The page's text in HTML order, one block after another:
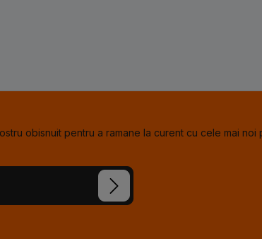
obisnuit pentru a ramane la curent cu cele mai